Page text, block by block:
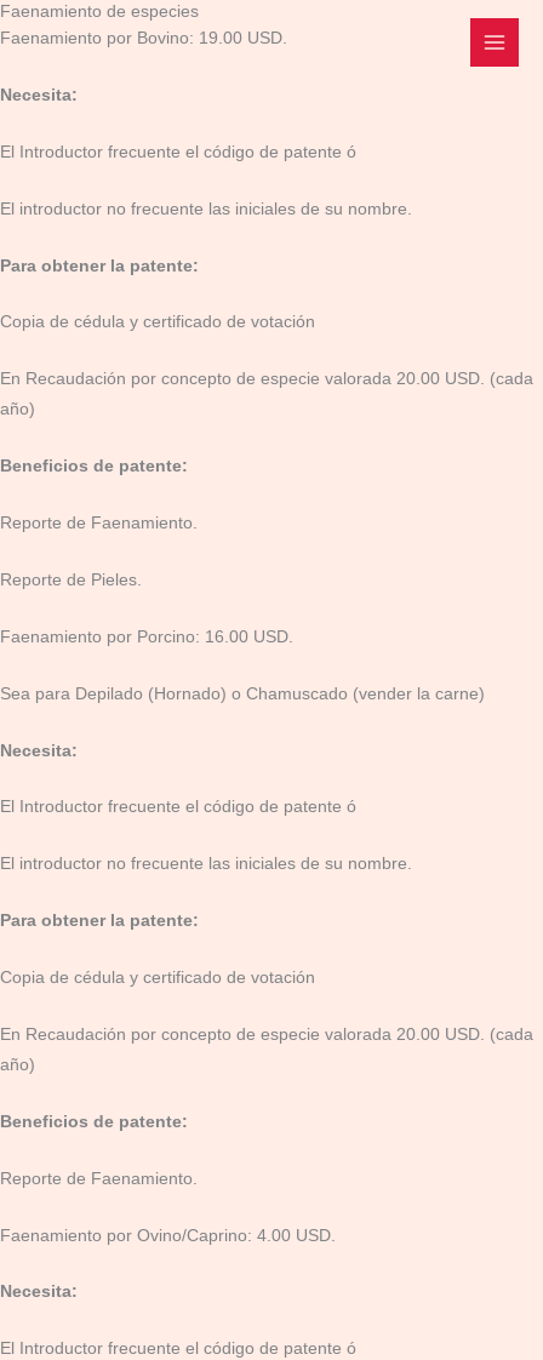
Ir
al
Faenamiento de especies
Faenamiento por Bovino: 19.00 USD.
Necesita:
El Introductor frecuente el código de patente ó
El introductor no frecuente las iniciales de su nombre.
Para obtener la patente:
Copia de cédula y certificado de votación
En Recaudación por concepto de especie valorada 20.00 USD. (cada
año)
Beneficios de patente:
Reporte de Faenamiento.
Reporte de Pieles.
Faenamiento por Porcino: 16.00 USD.
Sea para Depilado (Hornado) o Chamuscado (vender la carne)
Necesita:
El Introductor frecuente el código de patente ó
El introductor no frecuente las iniciales de su nombre.
Para obtener la patente:
Copia de cédula y certificado de votación
En Recaudación por concepto de especie valorada 20.00 USD. (cada
año)
Beneficios de patente:
Reporte de Faenamiento.
Faenamiento por Ovino/Caprino: 4.00 USD.
Necesita:
El Introductor frecuente el código de patente ó